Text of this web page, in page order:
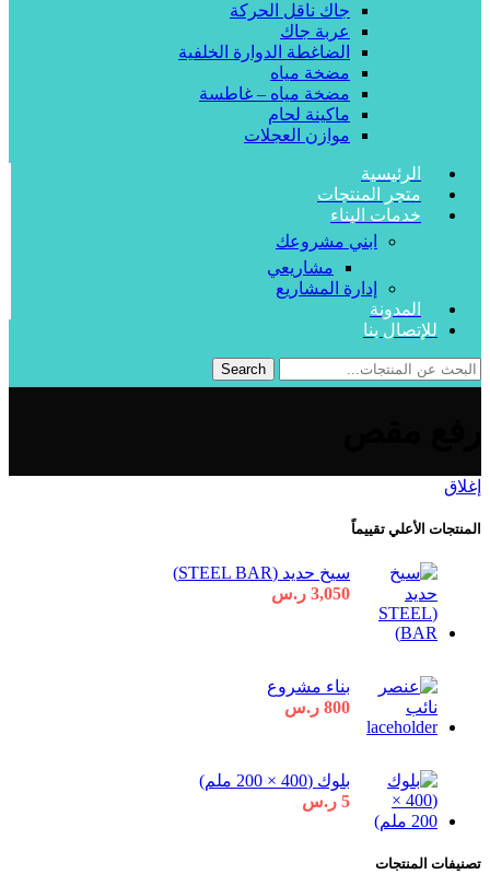
جاك ناقل الحركة
عربة جاك
الضاغطة الدوارة الخلفية
مضخة مياه
مضخة مياه – غاطسة
ماكينة لحام
موازن العجلات
الرئيسية
متجر المنتجات
خدمات البناء
ابني مشروعك
مشاريعي
إدارة المشاريع
المدونة
للإتصال بنا
Search
إغلاق
المنتجات الأعلي تقييماً
سيخ حديد (STEEL BAR)
3,050 ر.س
بناء مشروع
800 ر.س
بلوك (400 × 200 ملم)
5 ر.س
تصنيفات المنتجات